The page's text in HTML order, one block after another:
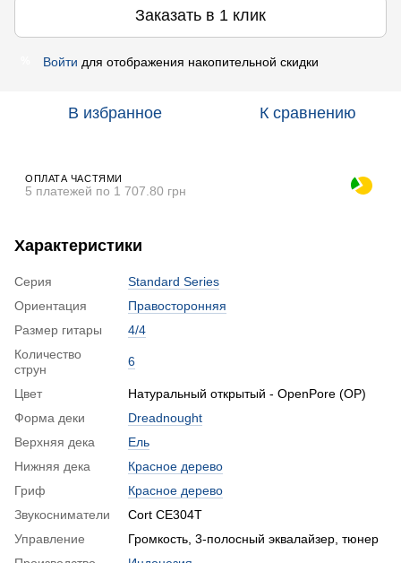
Заказать в 1 клик
Войти для отображения накопительной скидки
В избранное К сравнению
ОПЛАТА ЧАСТЯМИ
5 платежей по 1 707.80 грн
Характеристики
Серия
Standard Series
Ориентация
Правосторонняя
Размер гитары
4/4
Количество
струн
6
Цвет
Натуральный открытый - OpenPore (OP)
Форма деки
Dreadnought
Верхняя дека
Ель
Нижняя дека
Красное дерево
Гриф
Красное дерево
Звукосниматели
Cort CE304T
Управление
Громкость, 3-полосный эквалайзер, тюнер